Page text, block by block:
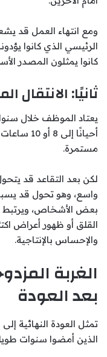
ومع انتهاء العمل قد
الرئيسي الذي كانوا
كانوا يمثلون المصدر
ثانيًا: الانتقال
يعتاد الموظف خلال
أحيانًا
مستمرة.
لكن بعد التقاعد قد
واسع، وهو تحول قد
بعض الأشخاص، ويرتبط
القلق أو ظهور أعراض
والإحساس بالإنتاجية.
الغربة
بعد العودة
تمثل العودة النهائية
الذين أمضوا سنوات